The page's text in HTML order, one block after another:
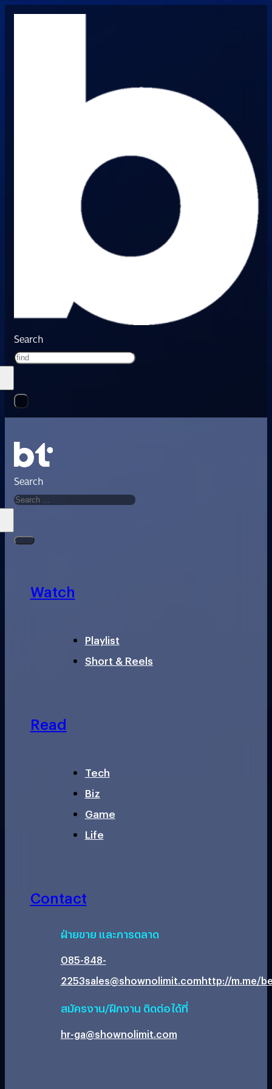
Search
Search
Watch
Playlist
Short & Reels
Read
Tech
Biz
Game
Life
Contact
ฝ่ายขาย และการตลาด
085-848-
2253sales@shownolimit.comhttp://m.me/
สมัครงาน/ฝึกงาน ติดต่อได้ที่
hr-ga@shownolimit.com